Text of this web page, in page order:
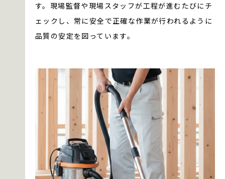
す。現場監督や現場スタッフが工程が進むたびにチ
ェックし、常に安全で正確な作業が行われるように
品質の安定を図っています。